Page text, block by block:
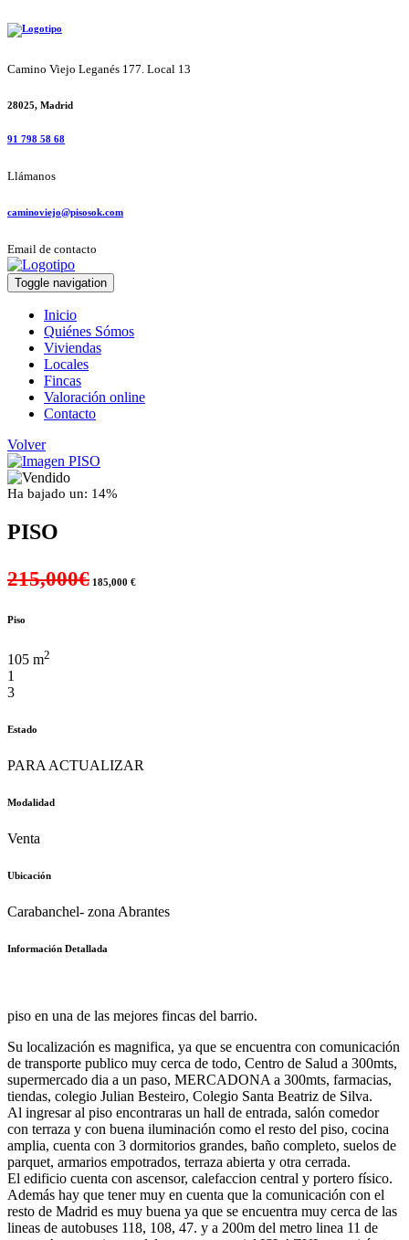
Camino Viejo Leganés 177. Local 13
28025, Madrid
91 798 58 68
Llámanos
caminoviejo@pisosok.com
Email de contacto
Toggle navigation
Inicio
Quiénes Sómos
Viviendas
Locales
Fincas
Valoración online
Contacto
Volver
Ha bajado un: 14%
PISO
215,000€ 185,000 €
Piso
105 m2
1
3
Estado
PARA ACTUALIZAR
Modalidad
Venta
Ubicación
Carabanchel- zona Abrantes
Información Detallada
piso en una de las mejores fincas del barrio.
Su localización es magnifica, ya que se encuentra con comunicación
de transporte publico muy cerca de todo, Centro de Salud a 300mts,
supermercado dia a un paso, MERCADONA a 300mts, farmacias,
tiendas, colegio Julian Besteiro, Colegio Santa Beatriz de Silva.
Al ingresar al piso encontraras un hall de entrada, salón comedor
con terraza y con buena iluminación como el resto del piso, cocina
amplia, cuenta con 3 dormitorios grandes, baño completo, suelos de
parquet, armarios empotrados, terraza abierta y otra cerrada.
El edificio cuenta con ascensor, calefaccion central y portero físico.
Además hay que tener muy en cuenta que la comunicación con el
resto de Madrid es muy buena ya que se encuentra muy cerca de las
lineas de autobuses 118, 108, 47. y a 200m del metro linea 11 de